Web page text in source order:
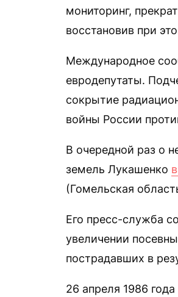
мониторинг,
восстановив при
Международное
евродепутаты.
сокрытие
войны России
В очередной раз о
земель Лукашенко
(Гомельская
Его пресс-служба
увеличении
пострадавших в
26 апреля 1986